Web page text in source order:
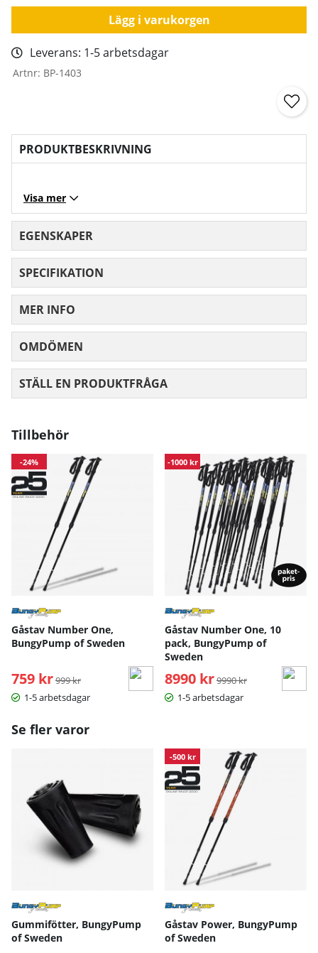
Lägg i varukorgen
Leverans: 1-5 arbetsdagar
Artnr: BP-1403
PRODUKTBESKRIVNING
Visa mer
EGENSKAPER
SPECIFIKATION
MER INFO
OMDÖMEN
STÄLL EN PRODUKTFRÅGA
Tillbehör
-24%
Gåstav Number One,
BungyPump of Sweden
759 kr Ordinarie pris:
999 kr
1-5 arbetsdagar
-1000 kr
Gåstav Number One, 10
pack, BungyPump of
Sweden
8990 kr Ordinarie pris:
9990 kr
1-5 arbetsdagar
Se fler varor
Gummifötter, BungyPump
of Sweden
-500 kr
Gåstav Power, BungyPump
of Sweden